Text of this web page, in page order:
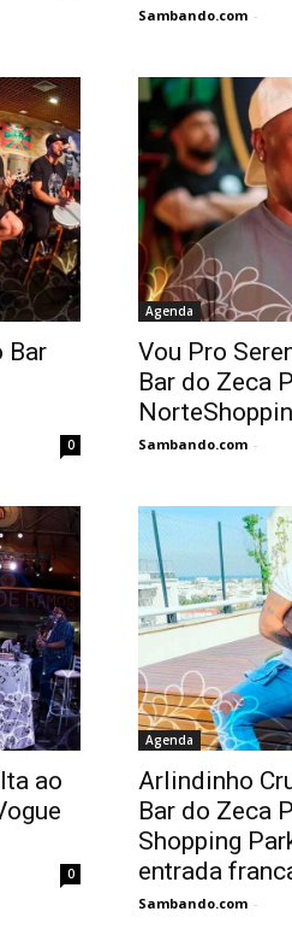
Sambando.com -
Bar
0
Agenda
Vou Pro
Bar do Zeca
Sambando.com -
ao
0
Agenda
Arlindinho
Bar do Zeca
Shopping
entrada
Sambando.com -